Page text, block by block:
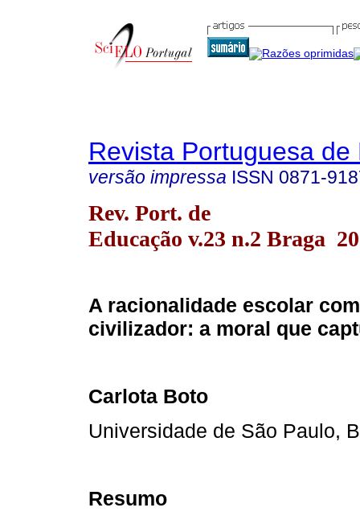
Revista Portuguesa de
versão impressa ISSN 0871-
Rev. Port. de
Educação v.23 n.2 Braga
A racionalidade escolar
civilizador: a moral que
Carlota Boto
Universidade de São Paulo,
Resumo